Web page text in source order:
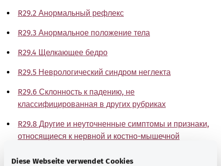
Diese Webseite verwendet Cookies
R29.2 Анормальный рефлекс
R29.3 Анормальное положение тела
R29.4 Щелкающее бедро
R29.5 Неврологический синдром неглекта
R29.6 Склонность к падению, не
классифицированная в других рубриках
R29.8 Другие и неуточненные симптомы и признаки,
относящиеся к нервной и костно-мышечной